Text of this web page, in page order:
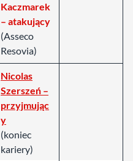
Kaczmarek
– atakujący
(Asseco
Resovia)
Nicolas
Szerszeń –
przyjmując
y
(koniec
kariery)